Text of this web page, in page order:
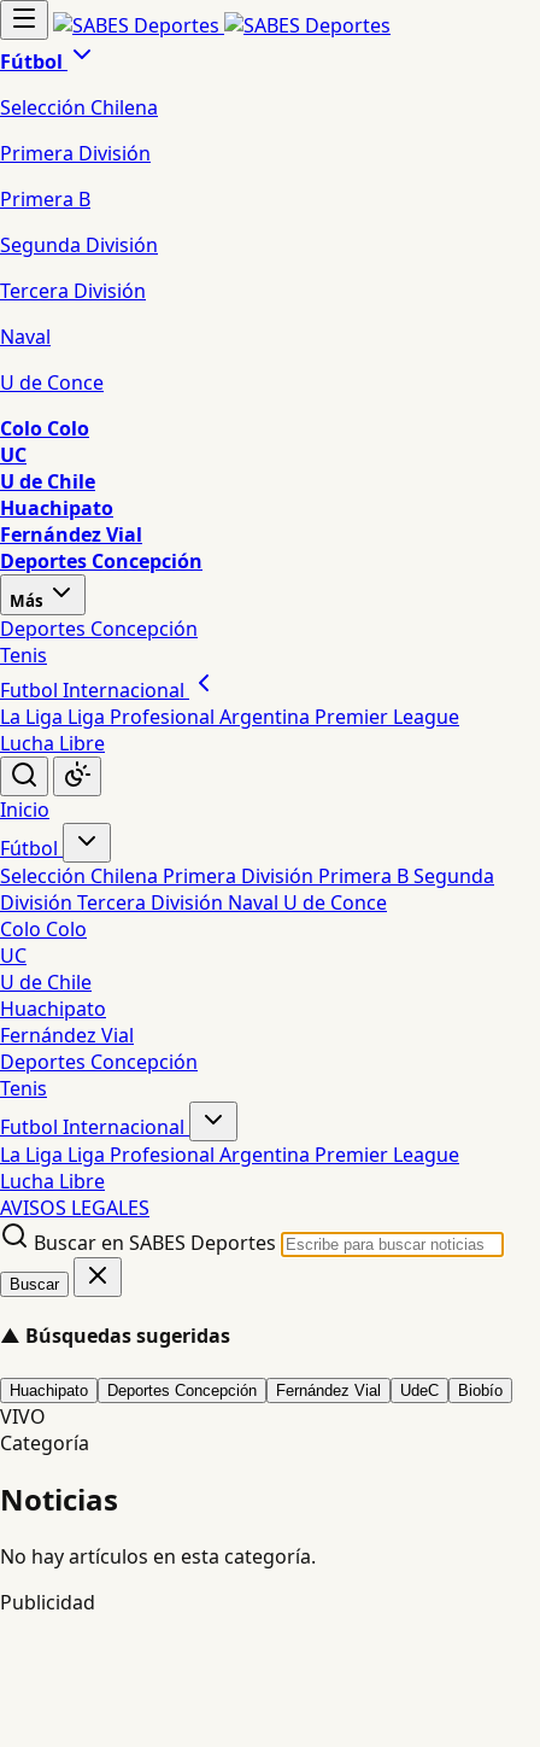
Fútbol
Selección Chilena
Primera División
Primera B
Segunda División
Tercera División
Naval
U de Conce
Colo Colo
UC
U de Chile
Huachipato
Fernández Vial
Deportes Concepción
Más
Deportes Concepción
Tenis
Futbol Internacional
La Liga Liga Profesional Argentina Premier League
Lucha Libre
Inicio
Fútbol
Selección Chilena Primera División Primera BSegunda
División Tercera División Naval U de Conce
Colo Colo
UC
U de Chile
Huachipato
Fernández Vial
Deportes Concepción
Tenis
Futbol Internacional
La Liga Liga Profesional Argentina Premier League
Lucha Libre
AVISOS LEGALES
Buscar en SABES Deportes
Buscar
▲ Búsquedas sugeridas
Huachipato Deportes Concepción Fernández Vial UdeC Biobío
VIVO
Categoría
Noticias
No hay artículos en esta categoría.
Publicidad